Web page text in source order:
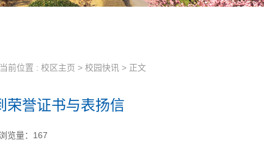
当前位置 : 校区主页 > 校园快讯 > 正文
荣誉证书与表扬信
览量： 167